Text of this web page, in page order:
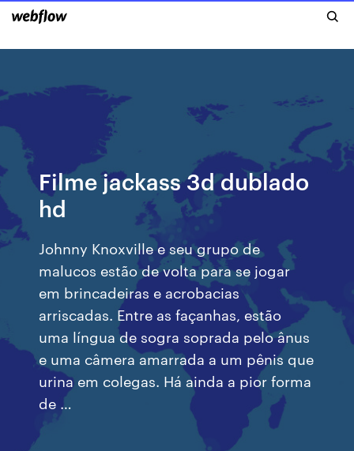
Filme jackass 3d dublado
hd
Johnny Knoxville e seu grupo de
malucos estão de volta para se jogar
em brincadeiras e acrobacias
arriscadas. Entre as façanhas, estão
uma língua de sogra soprada pelo ânus
e uma câmera amarrada a um pênis que
urina em colegas. Há ainda a pior forma
de …